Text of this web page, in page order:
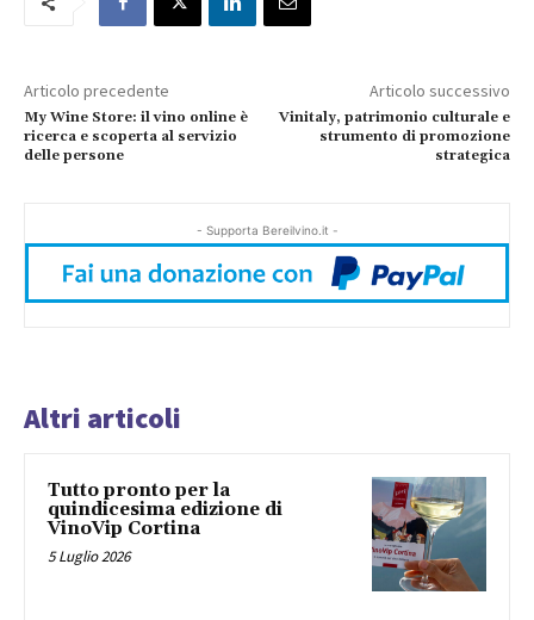
Articolo precedente
My Wine Store: il vino online è
ricerca e scoperta al servizio
delle persone
Articolo successivo
Vinitaly, patrimonio culturale e
strumento di promozione
strategica
- Supporta Bereilvino.it -
Altri articoli
Tutto pronto per la
quindicesima edizione di
VinoVip Cortina
5 Luglio 2026